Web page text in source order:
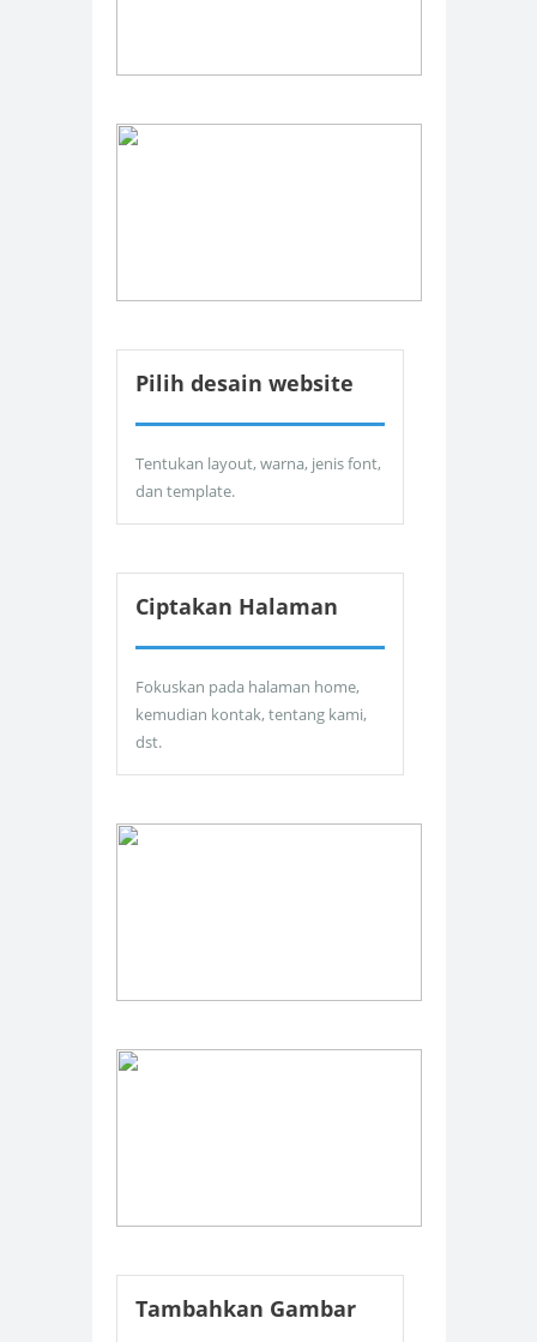
Pilih desain website
Tentukan layout, warna, jenis font,
dan template.
Ciptakan Halaman
Fokuskan pada halaman home,
kemudian kontak, tentang kami,
dst.
Tambahkan Gambar